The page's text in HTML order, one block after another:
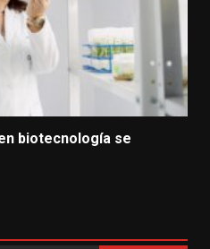
biotecnología se